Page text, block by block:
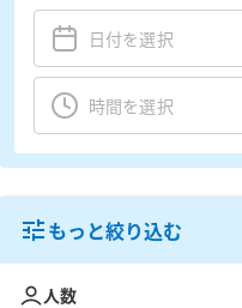
もっと絞り込む
人数